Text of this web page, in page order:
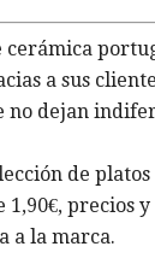
cerámica
a sus
no dejan
de
precios
a la marca.